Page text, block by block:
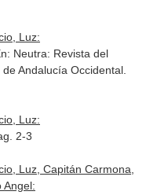
Luz:
Neutra: Revista del
Andalucía Occidental.
Luz:
2-3
Luz, Capitán Carmona,
Angel: